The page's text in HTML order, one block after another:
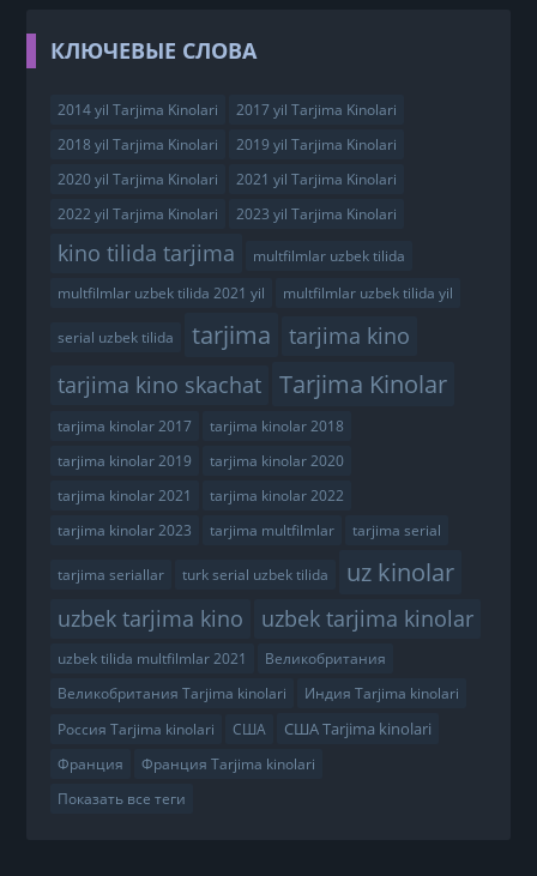
КЛЮЧЕВЫЕ СЛОВА
2014 yil Tarjima Kinolari
2017 yil Tarjima Kinolari
2018 yil Tarjima Kinolari
2019 yil Tarjima Kinolari
2020 yil Tarjima Kinolari
2021 yil Tarjima Kinolari
2022 yil Tarjima Kinolari
2023 yil Tarjima Kinolari
kino tilida tarjima
multfilmlar uzbek tilida
multfilmlar uzbek tilida 2021 yil
multfilmlar uzbek tilida yil
serial uzbek tilida tarjima
tarjima kino
tarjima kino skachat
Tarjima Kinolar
tarjima kinolar 2017
tarjima kinolar 2018
tarjima kinolar 2019
tarjima kinolar 2020
tarjima kinolar 2021
tarjima kinolar 2022
tarjima kinolar 2023
tarjima multfilmlar tarjima serial
tarjima seriallar turk serial uzbek tilida uz kinolar
uzbek tarjima kino uzbek tarjima kinolar
uzbek tilida multfilmlar 2021
Великобритания
Великобритания Tarjima kinolari
Индия Tarjima kinolari
Россия Tarjima kinolari
США США Tarjima kinolari
Франция
Франция Tarjima kinolari
Показать все теги